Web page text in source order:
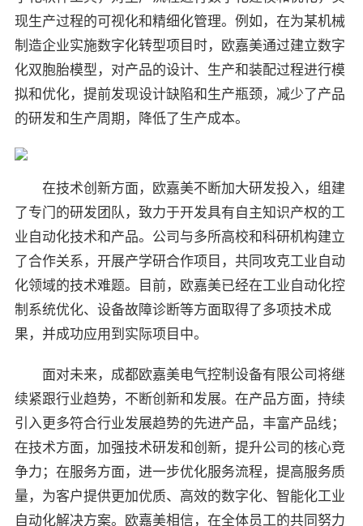
现生产过程的可视化和精细化管理。例如，在为某机械
制造企业实施数字化转型项目时，欧嘉美通过建立数字
化双胞胎模型，对产品的设计、生产和装配过程进行模
拟和优化，提前发现设计缺陷和生产瓶颈，减少了产品
的研发和生产周期，降低了生产成本。
在技术创新方面，欧嘉美不断加大研发投入，组建
了专门的研发团队，致力于开发具有自主知识产权的工
业自动化技术和产品。公司与多所高校和科研机构建立
了合作关系，开展产学研合作项目，共同攻克工业自动
化领域的技术难题。目前，欧嘉美已经在工业自动化控
制系统优化、设备故障诊断等方面取得了多项技术成
果，并成功应用到实际项目中。
面对未来，成都欧嘉美电气控制设备有限公司将继
续紧跟行业趋势，不断创新和发展。在产品方面，持续
引入更多符合行业发展趋势的先进产品，丰富产品线；
在技术方面，加强技术研发和创新，提升公司的核心竞
争力；在服务方面，进一步优化服务流程，提高服务质
量，为客户提供更加优质、高效的数字化、智能化工业
自动化解决方案。欧嘉美相信，在全体员工的共同努力